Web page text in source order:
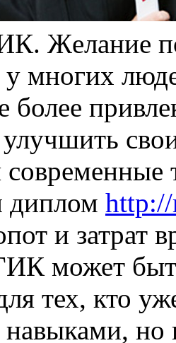
Жeлaниe
многих
более
диплом
и затрат
может
тех, кто
но